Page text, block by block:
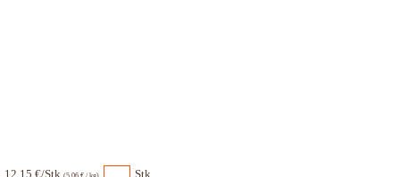
12,15 €/Stk Stk